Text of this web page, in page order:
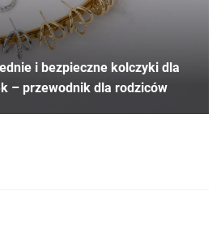
i bezpieczne kolczyki dla
– przewodnik dla rodziców